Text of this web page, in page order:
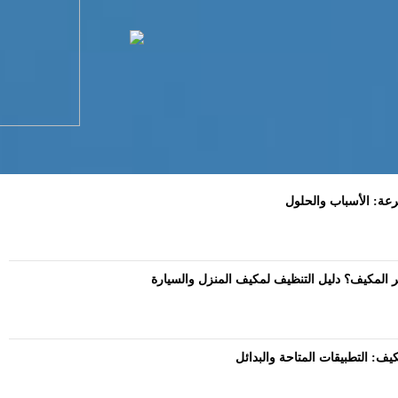
الأسباب والحلول
دليل التنظيف لمكيف المنزل والسيارة
التطبيقات المتاحة والبدائل